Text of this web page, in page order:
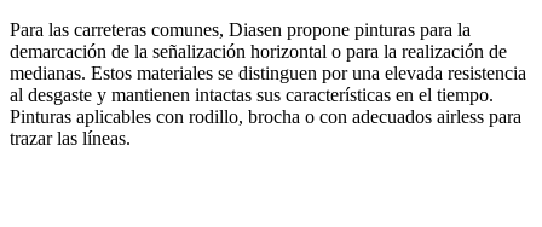
Para las carreteras comunes, Diasen propone pinturas para la
demarcación de la señalización horizontal o para la realización de
medianas. Estos materiales se distinguen por una elevada resistencia
al desgaste y mantienen intactas sus características en el tiempo.
Pinturas aplicables con rodillo, brocha o con adecuados airless para
trazar las líneas.